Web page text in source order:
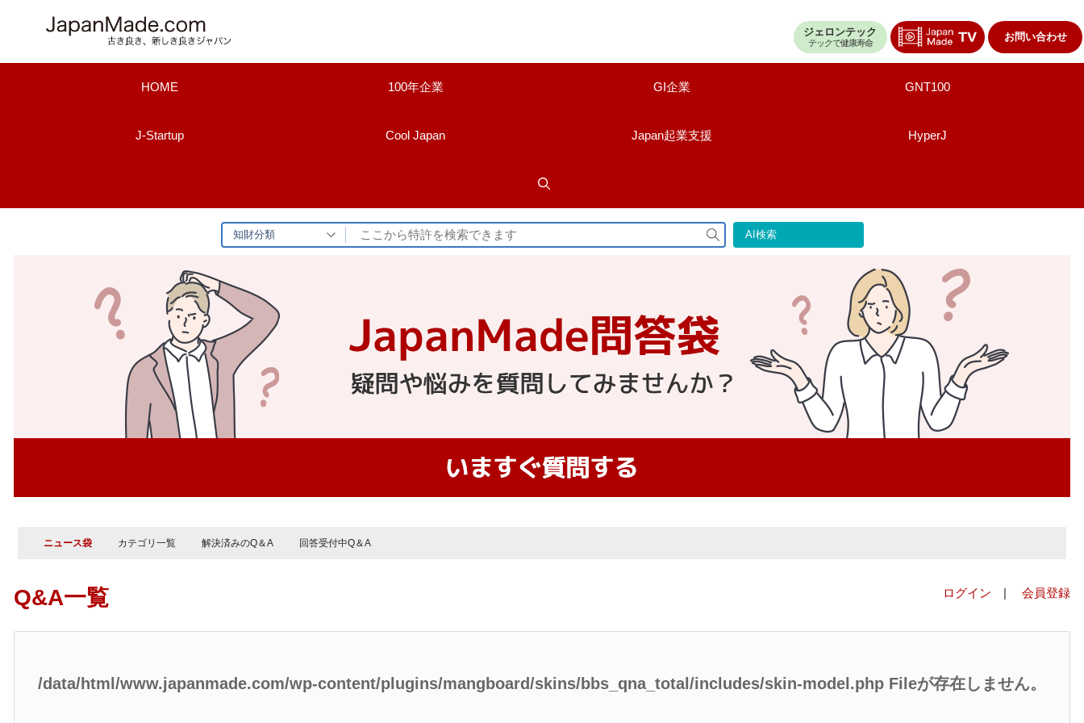
ジェロンテック
テックで健康寿命 お問い合わせ
HOME 100年企業 GI企業 GNT100
J-Startup Cool Japan Japan起業支援 HyperJ
知財分類
検
索
AI検索
ニュース袋 カテゴリ一覧 解決済みのQ＆A 回答受付中Q＆A
Q&A一覧 ログイン | 会員登録
/data/html/www.japanmade.com/wp-content/plugins/mangboard/skins/bbs_qna_total/includes/skin-model.php Fileが存在しません。